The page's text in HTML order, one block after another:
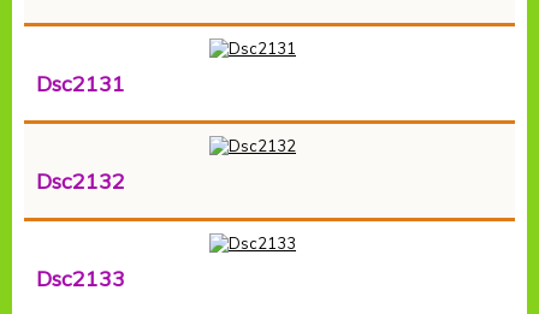
Dsc2131
Dsc2132
Dsc2133